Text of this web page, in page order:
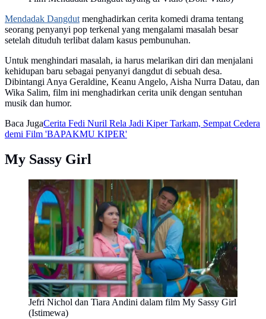
Mendadak Dangdut menghadirkan cerita komedi drama tentang
seorang penyanyi pop terkenal yang mengalami masalah besar
setelah dituduh terlibat dalam kasus pembunuhan.
Untuk menghindari masalah, ia harus melarikan diri dan menjalani
kehidupan baru sebagai penyanyi dangdut di sebuah desa.
Dibintangi Anya Geraldine, Keanu Angelo, Aisha Nurra Datau, dan
Wika Salim, film ini menghadirkan cerita unik dengan sentuhan
musik dan humor.
Baca JugaCerita Fedi Nuril Rela Jadi Kiper Tarkam, Sempat Cedera
demi Film 'BAPAKMU KIPER'
My Sassy Girl
Jefri Nichol dan Tiara Andini dalam film My Sassy Girl
(Istimewa)